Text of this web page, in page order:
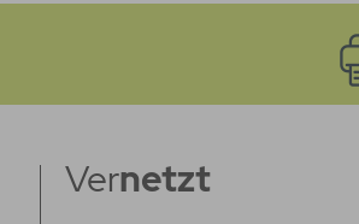
Vernetzt